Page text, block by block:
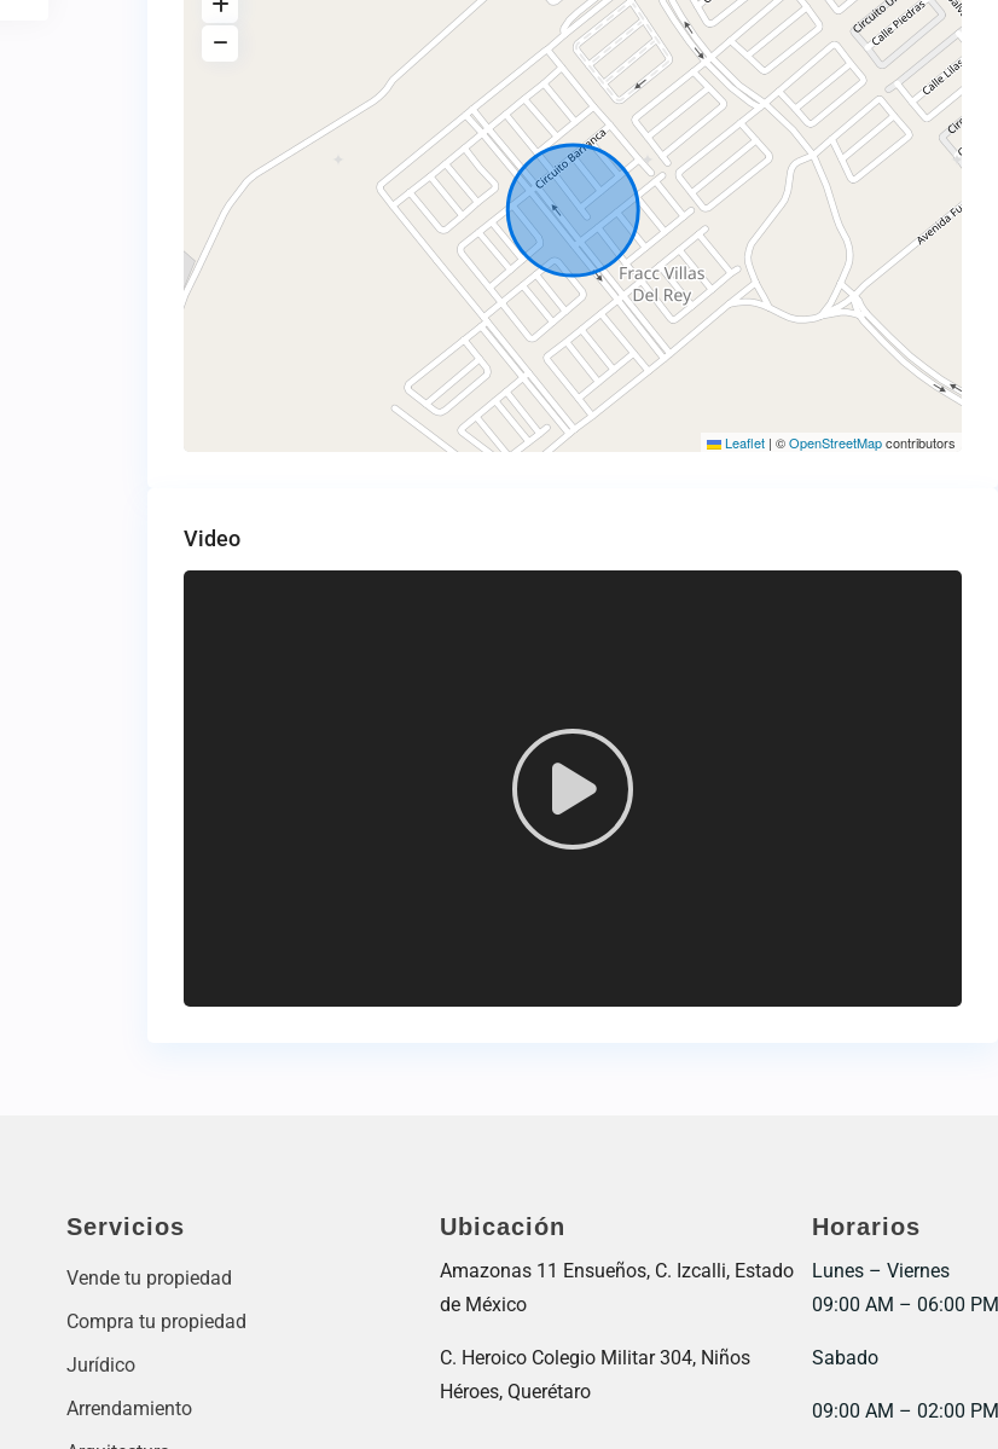
Leaflet | ©OpenStreetMapcontributors
Video
Servicios
Vende tu propiedad
Compra tu propiedad
Jurídico
Arrendamiento
Ubicación
Amazonas 11 Ensueños, C. Izcalli, Estado
de México
C. Heroico Colegio Militar 304, Niños
Héroes, Querétaro
Horarios
Lunes – Viernes
09:00 AM – 06:00 PM
Sabado
09:00 AM – 02:00 PM